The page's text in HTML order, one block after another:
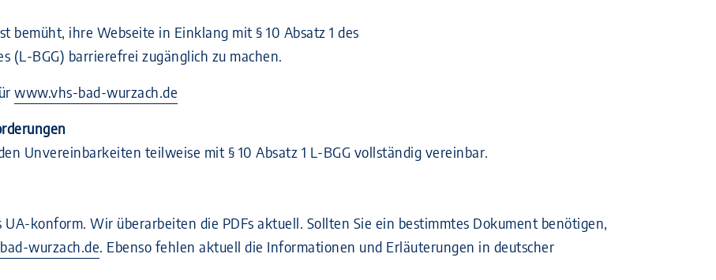
bemüht, ihre Webseite in Einklang mit § 10 Absatz 1 des
(L-BGG) barrierefrei zugänglich zu machen.
www.vhs-bad-wurzach.de
Unvereinbarkeiten teilweise mit § 10 Absatz 1 L-BGG vollständig vereinbar.
konform. Wir überarbeiten die PDFs aktuell. Sollten Sie ein bestimmtes Dokument benötigen,
wurzach.de. Ebenso fehlen aktuell die Informationen und Erläuterungen in deutscher